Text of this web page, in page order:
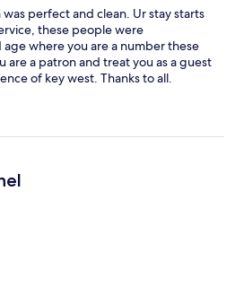
perfect and clean. Ur stay starts
these people were
age where you are a number these
a patron and treat you as a guest
of key west. Thanks to all.